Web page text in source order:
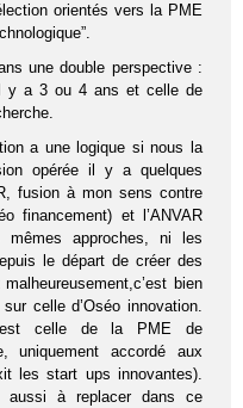
orientés vers la PME
une double perspective :
y a 3 ou 4 ans et celle de
a une logique si nous la
opérée il y a quelques
fusion à mon sens contre
financement) et l’ANVAR
mêmes approches, ni les
le départ de créer des
bien
celle d’Oséo innovation.
est celle de la PME de
uniquement accordé aux
les start ups innovantes).
aussi à replacer dans ce